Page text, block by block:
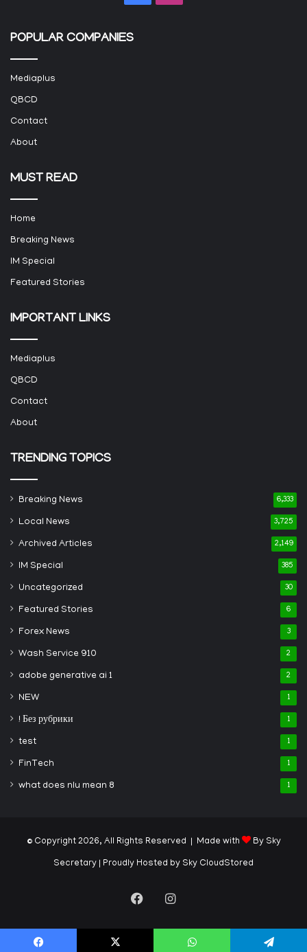
POPULAR COMPANIES
Mediaplus
QBCD
Contact
About
MUST READ
Home
Breaking News
IM Special
Featured Stories
IMPORTANT LINKS
Mediaplus
QBCD
Contact
About
TRENDING TOPICS
Breaking News 6,333
Local News 3,725
Archived Articles 2,149
IM Special 385
Uncategorized 30
Featured Stories 6
Forex News 3
Wash Service 910 2
adobe generative ai 1 2
NEW 1
! Без рубрики 1
test 1
FinTech 1
what does nlu mean 8 1
© Copyright 2026, All Rights Reserved | Made with By Sky
Secretary | Proudly Hosted by Sky CloudStored
FacebookInstagram